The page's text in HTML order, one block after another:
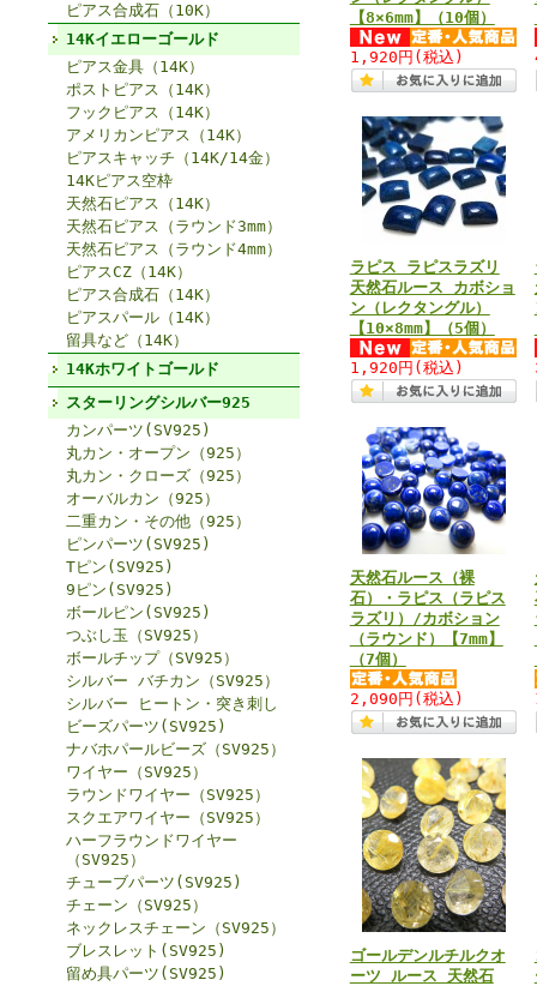
ピアス合成石（10K）
14Kイエローゴールド
ピアス金具（14K）
ポストピアス（14K）
フックピアス（14K）
アメリカンピアス（14K）
ピアスキャッチ（14K/14金）
14Kピアス空枠
天然石ピアス（14K）
天然石ピアス（ラウンド3mm）
天然石ピアス（ラウンド4mm）
ピアスCZ（14K）
ピアス合成石（14K）
ピアスパール（14K）
留具など（14K）
14Kホワイトゴールド
スターリングシルバー925
カンパーツ(SV925)
丸カン・オープン（925）
丸カン・クローズ（925）
オーバルカン（925）
二重カン・その他（925）
ピンパーツ(SV925)
Tピン(SV925)
9ピン(SV925)
ボールピン(SV925)
つぶし玉（SV925）
ボールチップ（SV925）
シルバー バチカン（SV925）
シルバー ヒートン・突き刺し
ビーズパーツ(SV925)
ナバホパールビーズ（SV925）
ワイヤー（SV925）
ラウンドワイヤー（SV925）
スクエアワイヤー（SV925）
ハーフラウンドワイヤー
（SV925）
チューブパーツ(SV925)
チェーン（SV925）
ネックレスチェーン（SV925）
ブレスレット(SV925)
留め具パーツ(SV925)
【8×6mm】（10個）
1,920円 (税込)
ラピス ラピスラズリ
天然石ルース カボショ
ン（レクタングル）
【10×8mm】（5個）
1,920円 (税込)
天然石ルース（裸
石）・ラピス（ラピス
ラズリ）/カボション
（ラウンド）【7mm】
（7個）
2,090円 (税込)
ゴールデンルチルクオ
ーツ ルース 天然石